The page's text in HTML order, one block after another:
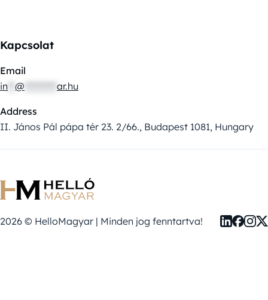
Kapcsolat
Email
in @ ar.hu
Address
II. János Pál pápa tér 23. 2/66., Budapest 1081, Hungary
2026 © HelloMagyar | Minden jog fenntartva!